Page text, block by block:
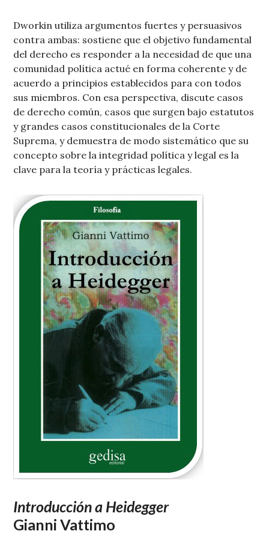
Dworkin utiliza argumentos fuertes y persuasivos
contra ambas: sostiene que el objetivo fundamental
del derecho es responder a la necesidad de que una
comunidad política actué en forma coherente y de
acuerdo a principios establecidos para con todos
sus miembros. Con esa perspectiva, discute casos
de derecho común, casos que surgen bajo estatutos
y grandes casos constitucionales de la Corte
Suprema, y demuestra de modo sistemático que su
concepto sobre la integridad política y legal es la
clave para la teoría y prácticas legales.
Introducción a Heidegger
Gianni Vattimo